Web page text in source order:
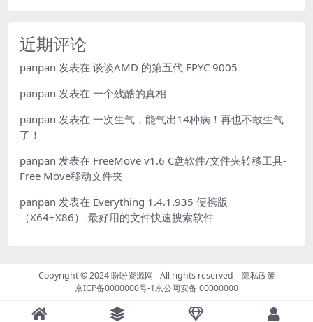
近期评论
panpan 发表在 谈谈AMD 的第五代 EPYC 9005
panpan 发表在 一个残酷的真相
panpan 发表在 一次生气，能气出14种病！再也不敢生气
了！
panpan 发表在 FreeMove v1.6 C盘软件/文件夹转移工具-
Free Move移动文件夹
panpan 发表在 Everything 1.4.1.935 便携版
（X64+X86）-最好用的文件快速搜索软件
Copyright © 2024盼盼资源网 - All rights reserved 隐私政策
京ICP备0000000号-1京公网安备 00000000